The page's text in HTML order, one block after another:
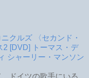
クルズ 〈セカンド・
2 [DVD] トーマス・デ
シャーリー・マンソン
ドイツの歌手にいる